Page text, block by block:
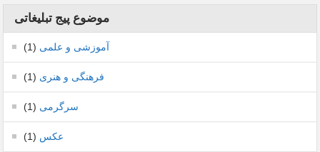
موضوع پیج تبلیغاتی
آموزشی و علمی (1)
فرهنگی و هنری (1)
سرگرمی (1)
عکس (1)